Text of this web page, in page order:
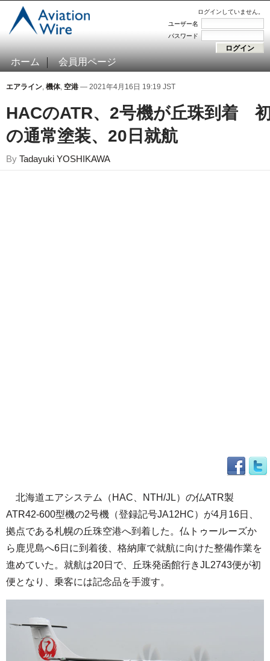
ログインしていません。
ユーザー名
パスワード
ホーム 会員用ページ
エアライン, 機体, 空港 — 2021年4月16日 19:19 JST
HACのATR、2号機が丘珠到着
の通常塗装、20日就航
By Tadayuki YOSHIKAWA
北海道エアシステム（HAC、NTH/JL）の仏ATR製
ATR42-600型機の2号機（登録記号JA12HC）が4月16日、
拠点である札幌の丘珠空港へ到着した。仏トゥールーズか
ら鹿児島へ6日に到着後、格納庫で就航に向けた整備作業を
進めていた。就航は20日で、丘珠発函館行きJL2743便が初
便となり、乗客には記念品を手渡す。